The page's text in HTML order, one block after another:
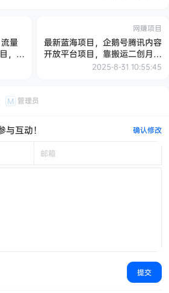
量
，可
网赚项目
最新蓝海项目，企鹅号腾讯内容
开放平台项目，靠搬运二创月入
过万【揭秘】
2025-8-31 10:55:45
M 管理员
互动！ 确认修改
提交